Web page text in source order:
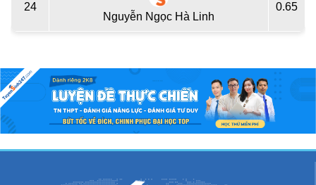
24
Nguyễn Ngọc Hà Linh
0.65